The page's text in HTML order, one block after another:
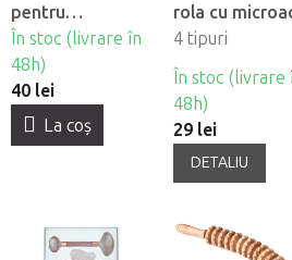
pentru
madroterapie
facialã
În stoc (livrare în
48h)
40 lei
La coş
rola cu
4 tipuri
În stoc (livrare
48h)
29 lei
DETALIU